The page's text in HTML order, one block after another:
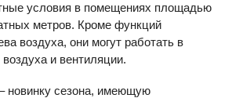
условия в помещениях площадью
метров. Кроме функций
воздуха, они могут работать в
и вентиляции.
новинку сезона, имеющую